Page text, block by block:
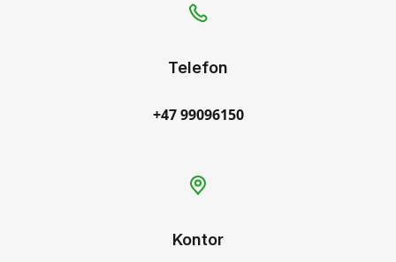
Telefon
+47 99096150
Kontor